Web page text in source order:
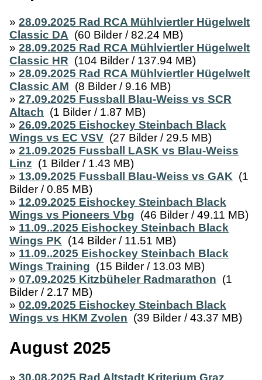
» 28.09.2025 Rad RCA Mühlviertler Hügelwelt
Classic DA (60 Bilder / 82.24 MB)
» 28.09.2025 Rad RCA Mühlviertler Hügelwelt
Classic HR (104 Bilder / 137.94 MB)
» 28.09.2025 Rad RCA Mühlviertler Hügelwelt
Classic AM (8 Bilder / 9.16 MB)
» 27.09.2025 Fussball Blau-Weiss vs SCR
Altach (1 Bilder / 1.87 MB)
» 26.09.2025 Eishockey Steinbach Black
Wings vs EC VSV (27 Bilder / 29.5 MB)
» 21.09.2025 Fussball LASK vs Blau-Weiss
Linz (1 Bilder / 1.43 MB)
» 13.09.2025 Fussball Blau-Weiss vs GAK (1
Bilder / 0.85 MB)
» 12.09.2025 Eishockey Steinbach Black
Wings vs Pioneers Vbg (46 Bilder / 49.11 MB)
» 11.09..2025 Eishockey Steinbach Black
Wings PK (14 Bilder / 11.51 MB)
» 11.09..2025 Eishockey Steinbach Black
Wings Training (15 Bilder / 13.03 MB)
» 07.09.2025 Kitzbüheler Radmarathon (1
Bilder / 2.17 MB)
» 02.09.2025 Eishockey Steinbach Black
Wings vs HKM Zvolen (39 Bilder / 43.37 MB)
August 2025